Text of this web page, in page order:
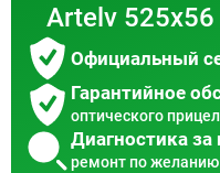
Artelv 525x56
Официальный
Гарантийное
оптического
Диагностика за
ремонт по желанию